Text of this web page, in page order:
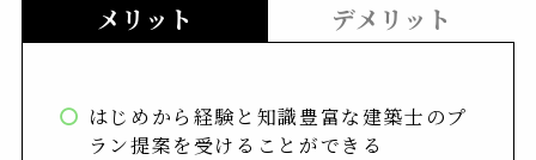
メリット デメリット
はじめから経験と知識豊富な建築士のプ
ラン提案を受けることができる